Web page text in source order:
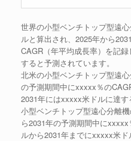
世界の小型ベンチトップ型遠
ルと算出され、2025年から
CAGR（年平均成長率）を記
すると予測されています。
北米の小型ベンチトップ型遠
の予測期間中にxxxxx％の
2031年にはxxxxx米ドルに達す
小型ベンチトップ型遠心分離
ら2031年の予測期間中に
ルから2031年までにxxxxx米ド